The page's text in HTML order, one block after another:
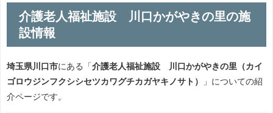
介護老人福祉施設 川口かがやきの里の施
設情報
埼玉県川口市にある「 介護老人福祉施設 川口かがやきの里（カイ
ゴロウジンフクシシセツカワグチカガヤキノサト）
」についての紹
介ページです。